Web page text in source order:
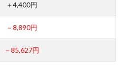
＋4,400円
－8,890円
－85,627円